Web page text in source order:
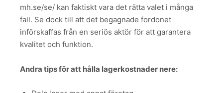
mh.se/se/ kan faktiskt vara det rätta valet i många
fall. Se dock till att det begagnade fordonet
införskaffas från en seriös aktör för att garantera
kvalitet och funktion.
Andra tips för att hålla lagerkostnader nere: